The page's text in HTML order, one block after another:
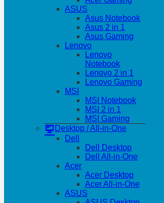
ASUS
Asus Notebook
Asus 2 in 1
Asus Gaming
Lenovo
Lenovo
Notebook
Lenovo 2 in 1
Lenovo Gaming
MSI
MSI Notebook
MSI 2 in 1
MSI Gaming
Desktop / All-in-One
Dell
Dell Desktop
Dell All-in-One
Acer
Acer Desktop
Acer All-in-One
ASUS